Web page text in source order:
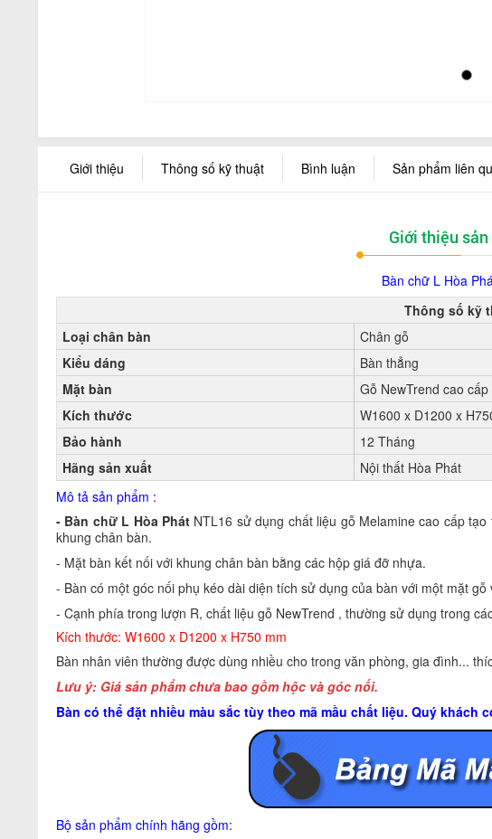
Giới thiệu Thông số kỹ thuật Bình luận Sản phẩm liên
Giới thiệu
Bàn chữ L Hòa
Thông số kỹ
Loại chân bàn
Chân gỗ
Kiểu dáng
Bàn thẳng
Mặt bàn
Gỗ NewTrend cao cấp
Kích thước
W1600 x D1200 x
Bảo hành
12 Tháng
Hãng sản xuất
Nội thất Hòa Phát
Mô tả sản phẩm :
- Bàn chữ L Hòa Phát NTL16 sử dụng chất liệu gỗ Melamine cao cấp
khung chân bàn.
- Mặt bàn kết nối với khung chân bàn bằng các hộp giá đỡ nhựa.
- Bàn có một góc nối phụ kéo dài diện tích sử dụng của bàn với một mặt
- Cạnh phía trong lượn R, chất liệu gỗ NewTrend , thường sử dụng trong
Kích thước: W1600 x D1200 x H750 mm
Bàn nhân viên thường được dùng nhiều cho trong văn phòng, gia đình...
Lưu ý: Giá sản phẩm chưa bao gồm hộc và góc nối.
Bàn có thể đặt nhiều màu sắc tùy theo mã mầu chất liệu. Quý khách
Bộ sản phẩm chính hãng gồm: